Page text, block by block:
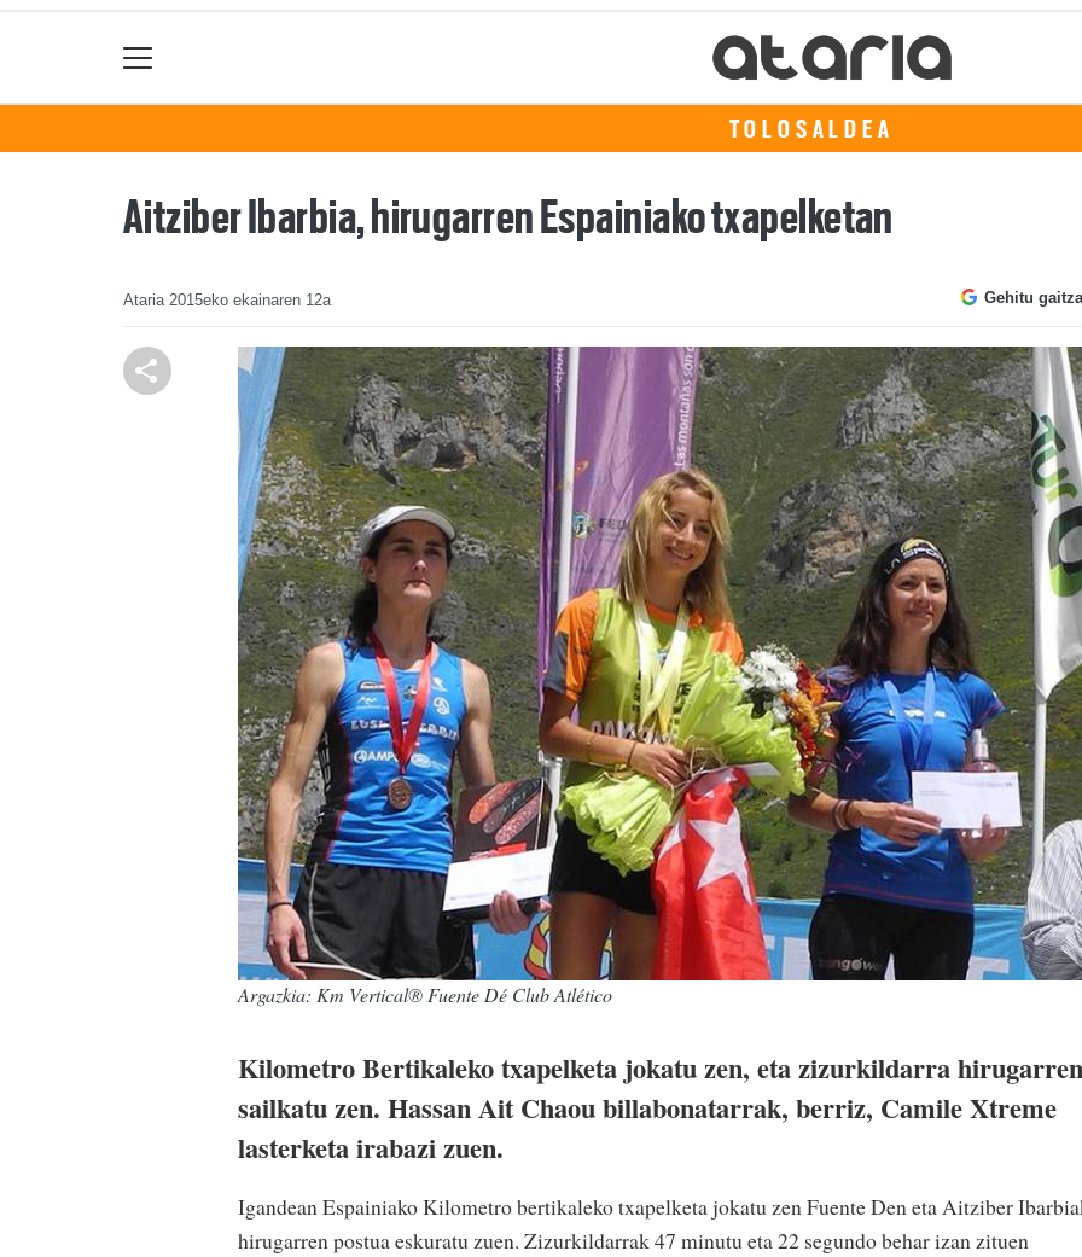
TOLOSALDEA
Aitziber Ibarbia, hirugarren Espainiako txapelketan
Ataria 2015eko ekainaren 12a Gehitu
Argazkia: Km Vertical® Fuente Dé Club Atlético
Kilometro Bertikaleko txapelketa jokatu zen, eta zizurkildarra hirugarren
sailkatu zen. Hassan Ait Chaou billabonatarrak, berriz, Camile Xtreme
lasterketa irabazi zuen.
Igandean Espainiako Kilometro bertikaleko txapelketa jokatu zen Fuente Den eta Aitziber
hirugarren postua eskuratu zuen. Zizurkildarrak 47 minutu eta 22 segundo behar izan zituen